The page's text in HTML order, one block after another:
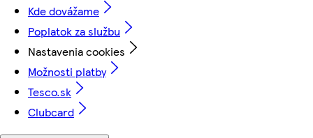
Kde dovážame
Poplatok za službu
Nastavenia cookies
Možnosti platby
Tesco.sk
Clubcard